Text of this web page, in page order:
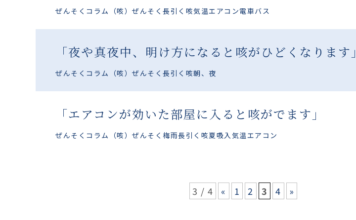
ぜんそくコラム （咳）ぜんそく 長引く咳気温エアコン電車バス
「夜や真夜中、明け方になると咳がひどくなります」
ぜんそくコラム （咳）ぜんそく 長引く咳朝、夜
「エアコンが効いた部屋に入ると咳がでます」
ぜんそくコラム （咳）ぜんそく 梅雨長引く咳夏吸入気温エアコン
3 / 4 « 1 2 3 4 »